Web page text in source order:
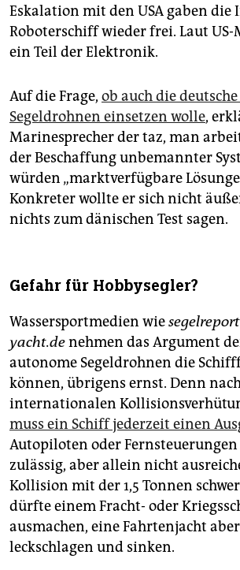
Eskalation mit den USA gaben die
Roboterschiff wieder frei. Laut
ein Teil der Elektronik.
Auf die Frage, ob auch die
Segeldrohnen einsetzen wolle,
Marinesprecher der taz, man
der Beschaffung unbemannter
würden „marktverfügbare
Konkreter wollte er sich nicht
nichts zum dänischen Test sagen.
Gefahr für Hobbysegler?
Wassersportmedien wie
yacht.denehmen das Argument
autonome Segeldrohnen die
können, übrigens ernst. Denn
internationalen
muss ein Schiff jederzeit einen
Autopiloten oder
zulässig, aber allein nicht
Kollision mit der 1,5 Tonnen
dürfte einem Fracht- oder
ausmachen, eine Fahrtenjacht
leckschlagen und sinken.